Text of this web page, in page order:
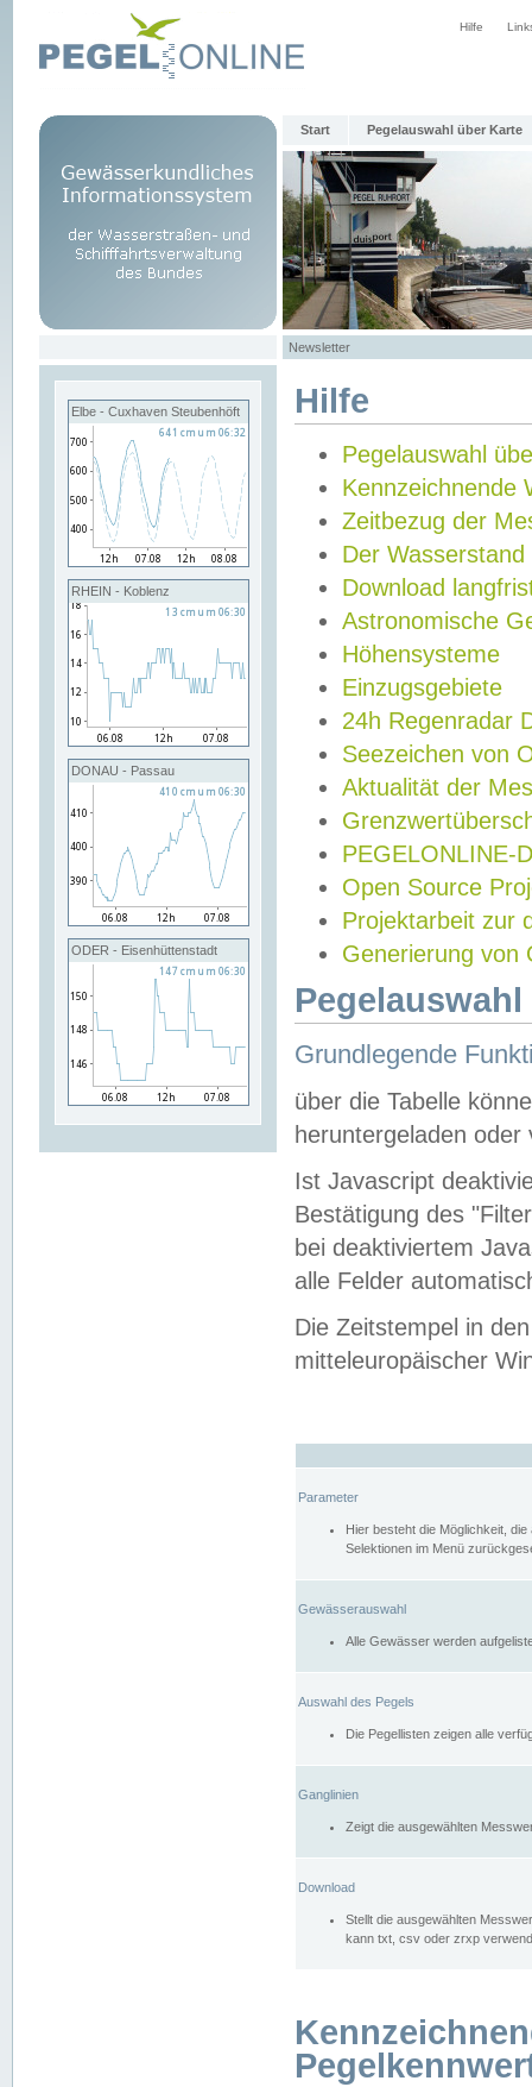
Hilfe
Start Pegelauswahl über Karte
Newsletter
Elbe - Cuxhaven Steubenhöft
RHEIN - Koblenz
DONAU - Passau
ODER - Eisenhüttenstadt
Hilfe
Pegelauswahl
Kennzeichnende
Zeitbezug der
Der Wasserstand
Download
Astronomische
Höhensysteme
Einzugsgebiete
24h Regenradar
Seezeichen von
Aktualität der
PEGELONLINE-
Open Source
Projektarbeit zur
Generierung von
Grundlegende
über die Tabelle
heruntergeladen oder
Ist Javascript
Bestätigung des
bei deaktiviertem
alle Felder
Die Zeitstempel in
mitteleuropäischer
Parameter
Hier besteht die Möglichkeit,
Selektionen im Menü
Gewässerauswahl
Alle Gewässer werden
Auswahl des Pegels
Die Pegellisten zeigen alle
Ganglinien
Zeigt die ausgewählten
Download
Stellt die ausgewählten
kann txt, csv oder zrxp